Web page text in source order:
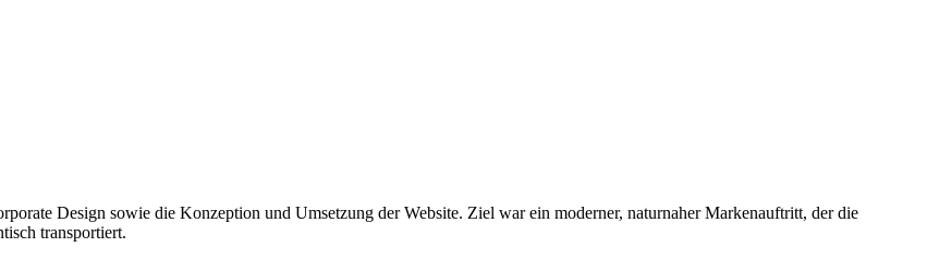
Design sowie die Konzeption und Umsetzung der Website. Ziel war ein moderner, naturnaher Markenauftritt, der die
transportiert.